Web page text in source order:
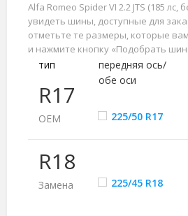
Alfa Romeo Spider VI 2.2 JTS (185 лс,
увидеть шины, доступные для
отметьте те размеры, которые
и нажмите кнопку «Подобрать
R17
тип
передняя ось/
обе оси
ОЕМ 225/50 R17
R18
Замена 225/45 R18